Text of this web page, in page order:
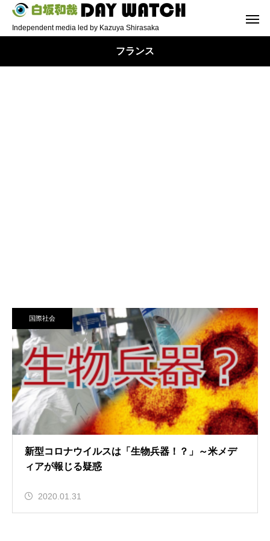
Independent media led by Kazuya Shirasaka
フランス
国際社会
新型コロナウイルスは「生物兵器！？」～米メデ
ィアが報じる疑惑
2020.01.31